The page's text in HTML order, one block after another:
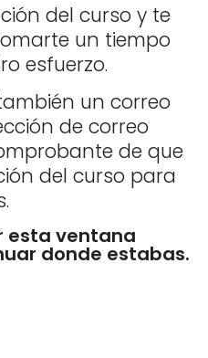
del curso y te
un tiempo
esfuerzo.
un correo
de correo
de que
del curso para
esta ventana
donde estabas.